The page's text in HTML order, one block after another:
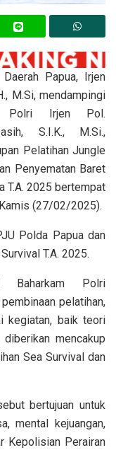
Papua, Irjen
M.Si, mendampingi
Polri Irjen Pol.
S.I.K., M.Si.,
Pelatihan Jungle
Penyematan Baret
T.A. 2025 bertempat
(27/02/2025).
Polda Papua dan
T.A. 2025.
Baharkam Polri
pelatihan,
kegiatan, baik teori
mencakup
Sea Survival dan
bertujuan untuk
mental kejuangan,
Kepolisian Perairan